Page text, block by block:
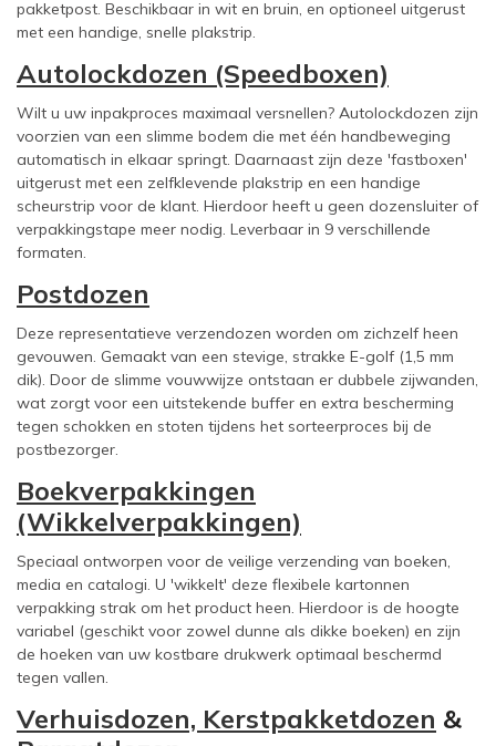
pakketpost. Beschikbaar in wit en bruin, en optioneel uitgerust
met een handige, snelle plakstrip.
Autolockdozen (Speedboxen)
Wilt u uw inpakproces maximaal versnellen? Autolockdozen zijn
voorzien van een slimme bodem die met één handbeweging
automatisch in elkaar springt. Daarnaast zijn deze 'fastboxen'
uitgerust met een zelfklevende plakstrip en een handige
scheurstrip voor de klant. Hierdoor heeft u geen dozensluiter of
verpakkingstape meer nodig. Leverbaar in 9 verschillende
formaten.
Postdozen
Deze representatieve verzendozen worden om zichzelf heen
gevouwen. Gemaakt van een stevige, strakke E-golf (1,5 mm
dik). Door de slimme vouwwijze ontstaan er dubbele zijwanden,
wat zorgt voor een uitstekende buffer en extra bescherming
tegen schokken en stoten tijdens het sorteerproces bij de
postbezorger.
Boekverpakkingen
(Wikkelverpakkingen)
Speciaal ontworpen voor de veilige verzending van boeken,
media en catalogi. U 'wikkelt' deze flexibele kartonnen
verpakking strak om het product heen. Hierdoor is de hoogte
variabel (geschikt voor zowel dunne als dikke boeken) en zijn
de hoeken van uw kostbare drukwerk optimaal beschermd
tegen vallen.
Verhuisdozen, Kerstpakketdozen &